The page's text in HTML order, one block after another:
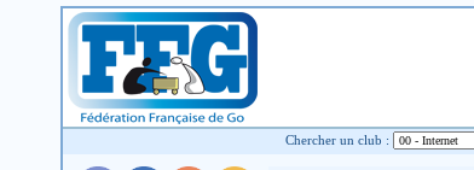
Chercher un club :